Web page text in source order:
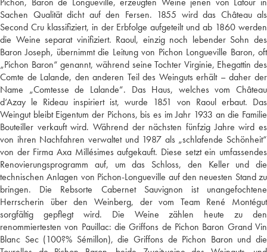
Sachen Qualität dicht auf den Fersen. 1855 wird das Château als
Second Cru klassifiziert, in der Erbfolge aufgeteilt und ab 1860 werden
die Weine separat vinifiziert. Raoul, einzig noch lebender Sohn des
Baron Joseph, übernimmt die Leitung von Pichon Longueville Baron, oft
„Pichon Baron“ genannt, während seine Tochter Virginie, Ehegattin des
Comte de Lalande, den anderen Teil des Weinguts erhält – daher der
Name „Comtesse de Lalande“. Das Haus, welches vom Château
d‘Azay le Rideau inspiriert ist, wurde 1851 von Raoul erbaut. Das
Weingut bleibt Eigentum der Pichons, bis es im Jahr 1933 an die Familie
Bouteiller verkauft wird. Während der nächsten fünfzig Jahre wird es
von ihren Nachfahren verwaltet und 1987 als „schlafende Schönheit“
von der Firma Axa Millésimes aufgekauft. Diese setzt ein umfassendes
Renovierungsprogramm auf, um das Schloss, den Keller und die
technischen Anlagen von Pichon-Longueville auf den neuesten Stand zu
bringen. Die Rebsorte Cabernet Sauvignon ist unangefochtene
Herrscherin über den Weinberg, der vom Team René Montégut
sorgfältig gepflegt wird. Die Weine zählen heute zu den
renommiertesten von Pauillac: die Griffons de Pichon Baron Grand Vin
Blanc Sec (100?% Sémillon), die Griffons de Pichon Baron und die